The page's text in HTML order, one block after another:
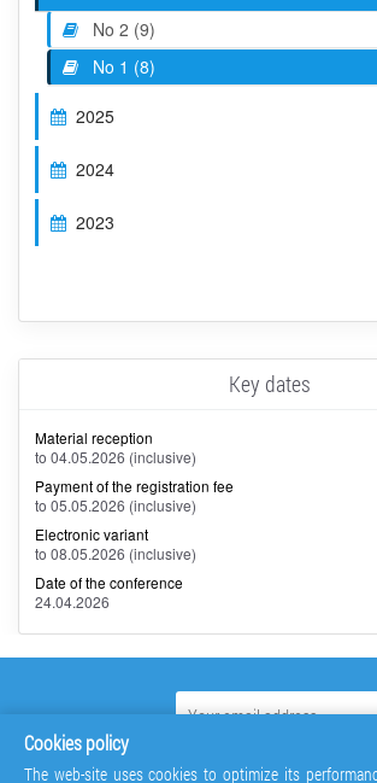
No 2 (9)
No 1 (8)
2025
2024
2023
Key dates
Material reception
to 04.05.2026 (inclusive)
Payment of the registration fee
to 05.05.2026 (inclusive)
Electronic variant
to 08.05.2026 (inclusive)
Date of the conference
24.04.2026
Cookies policy
The web-site uses cookies to optimize its